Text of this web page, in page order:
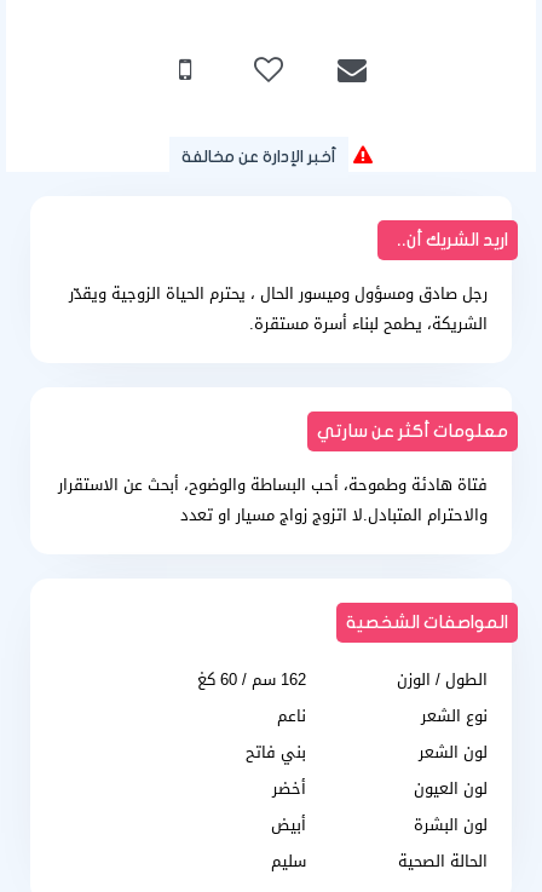
أخبر الإدارة عن مخالفة
اريد الشريك أن..
رجل صادق ومسؤول وميسور الحال ، يحترم الحياة الزوجية ويقدّر
الشريكة، يطمح لبناء أسرة مستقرة.
معلومات أكثر عن سارتي
فتاة هادئة وطموحة، أحب البساطة والوضوح، أبحث عن الاستقرار
والاحترام المتبادل.لا اتزوج زواج مسيار او تعدد
المواصفات الشخصية
الطول / الوزن
162 سم / 60 كغ
نوع الشعر
ناعم
لون الشعر
بني فاتح
لون العيون
أخضر
لون البشرة
أبيض
الحالة الصحية
سليم